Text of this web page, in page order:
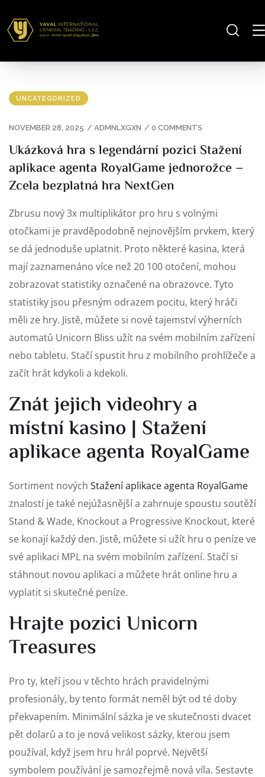
UNCATEGORIZED
NOVEMBER 28, 2025 / ADMNLXGXN / 0 COMMENTS
Ukázková hra s legendární pozici Stažení
aplikace agenta RoyalGame jednorožce –
Zcela bezplatná hra NextGen
Zbrusu nový 3x multiplikátor pro hru s volnými
otočkami je pravděpodobně nejnovějším prvkem, který
se dá jednoduše uplatnit. Proto některé kasina, která
mají zaznamenáno více než 20 100 otočení, mohou
zobrazovat statistiky označené na obrazovce. Tyto
statistiky jsou přesným odrazem pocitu, který hráči
měli ze hry. Jistě, můžete si nové tajemství výherních
automatů Unicorn Bliss užít na svém mobilním zařízení
nebo tabletu. Stačí spustit hru z mobilního prohlížeče a
začít hrát kdykoli a kdekoli.
Znát jejich videohry a
místní kasino | Stažení
aplikace agenta RoyalGame
Sortiment nových Stažení aplikace agenta RoyalGame
znalostí je také nejúžasnější a zahrnuje spoustu soutěží
Stand & Wade, Knockout a Progressive Knockout, které
se konají každý den. Jistě, můžete si užít hru o peníze ve
své aplikaci MPL na svém mobilním zařízení. Stačí si
stáhnout novou aplikaci a můžete hrát online hru a
vyplatit si skutečné peníze.
Hrajte pozici Unicorn
Treasures
Pro ty, kteří jsou v těchto hrách pravidelnými
profesionály, by tento formát neměl být od té doby
překvapením. Minimální sázka je ve skutečnosti dvacet
pět dolarů a to je nová velikost sázky, kterou jsem
používal, když jsem hru hrál poprvé. Největší
symbolem používání je samozřejmě nová víla. Sestavte